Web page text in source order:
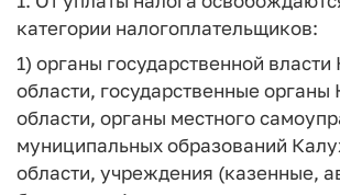
категории налогоплательщиков:
1) органы государственной
области, государственные
области, органы местного
муниципальных образований
области, учреждения (казенные,